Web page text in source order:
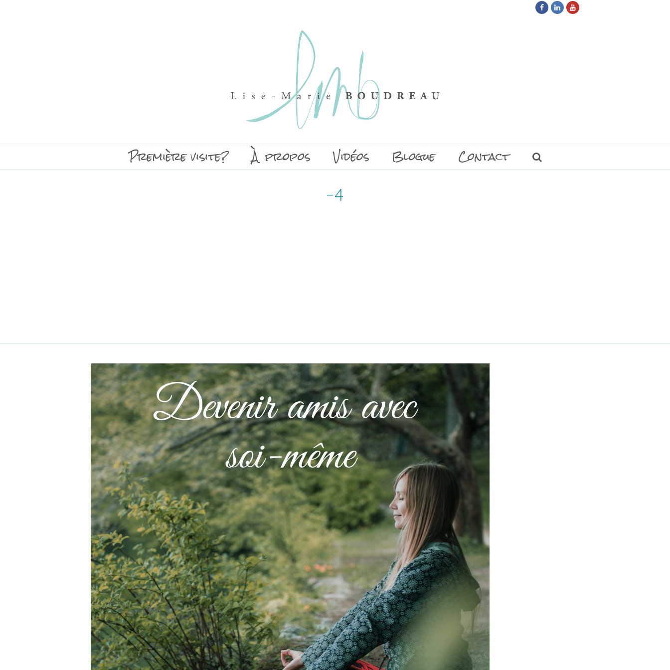
Facebook
LinkedInYoutube
Première visite? À propos Vidéos Blogue Contact
-4